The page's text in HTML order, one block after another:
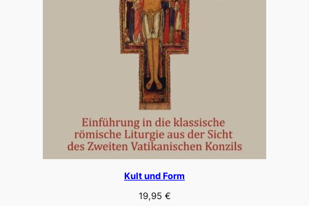
Kult und Form
19,95 €